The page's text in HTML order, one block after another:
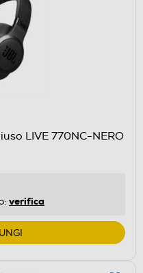
LIVE 770NC-NERO
verifica